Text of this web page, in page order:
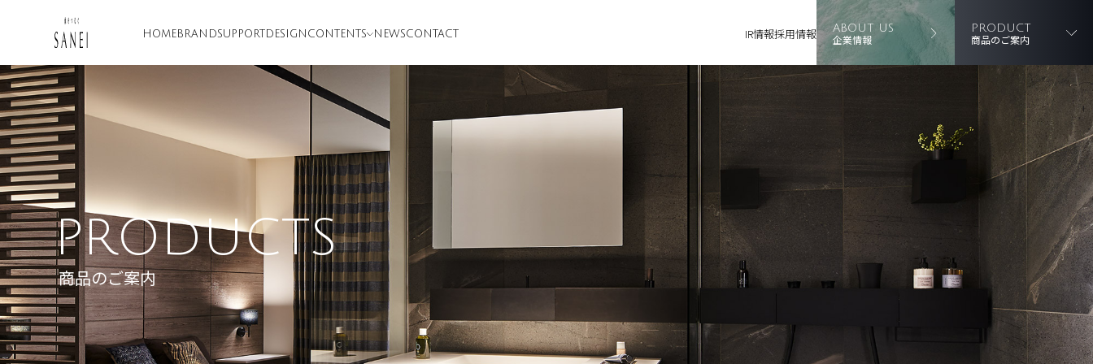
HOME BRANDSUPPORT DESIGN CONTENTS NEWSCONTACT IR情報採用情報 ABOUT US
企業情報
PRODUCT
商品のご案内
PRODUCTS
商品のご案内